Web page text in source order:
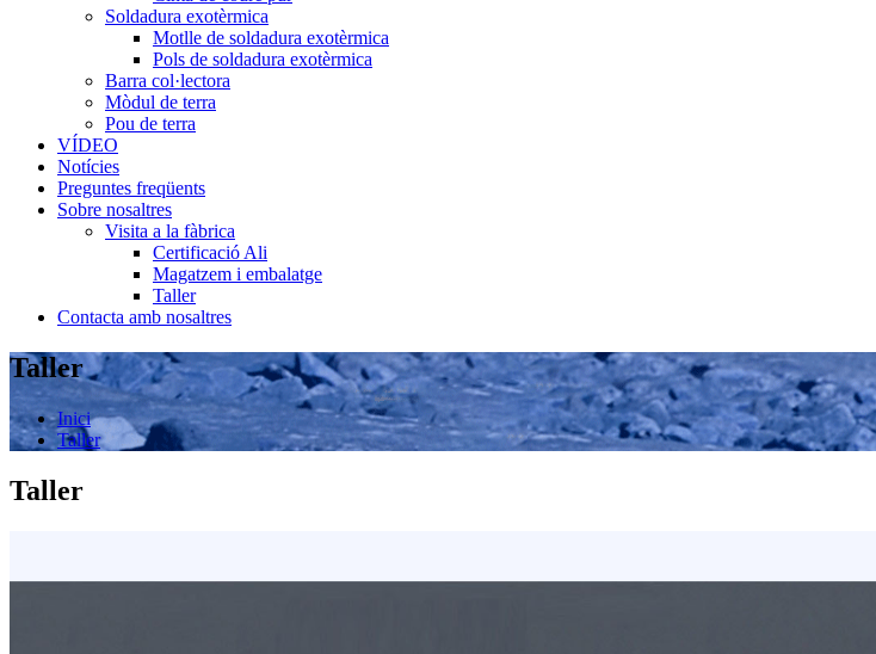
Soldadura exotèrmica
Motlle de soldadura exotèrmica
Pols de soldadura exotèrmica
Barra col·lectora
Mòdul de terra
Pou de terra
VÍDEO
Notícies
Preguntes freqüents
Sobre nosaltres
Visita a la fàbrica
Certificació Ali
Magatzem i embalatge
Taller
Contacta amb nosaltres
Taller
Inici
Taller
Taller